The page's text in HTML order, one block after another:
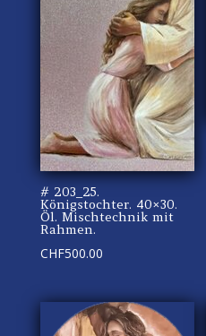
# 203_25.
Königstochter. 40×30.
Öl. Mischtechnik mit
Rahmen.
CHF500.00